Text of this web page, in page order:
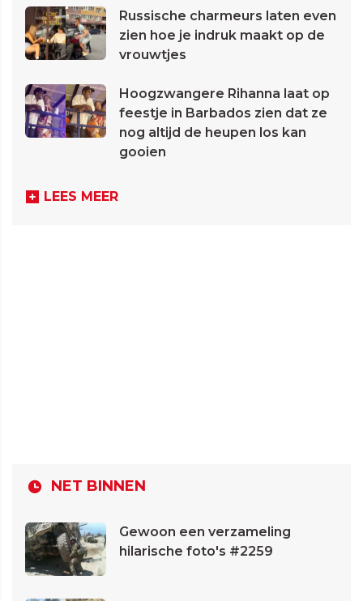
Russische charmeurs laten even
zien hoe je indruk maakt op de
vrouwtjes
Hoogzwangere Rihanna laat op
feestje in Barbados zien dat ze
nog altijd de heupen los kan
gooien
LEES MEER
NET BINNEN
Gewoon een verzameling
hilarische foto's #2259